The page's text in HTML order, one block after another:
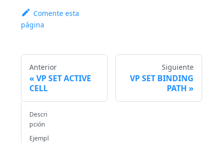
Comente esta
página
Anterior
VP SET ACTIVE
CELL
Siguiente
VP SET BINDING
PATH
Descri
pción
Ejempl